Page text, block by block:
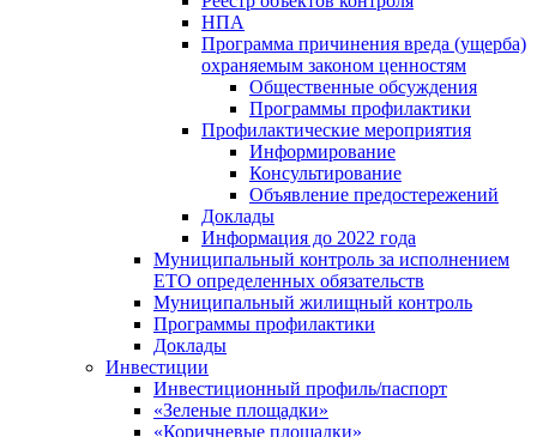
НПА
Программа причинения вреда (ущерба)
охраняемым законом ценностям
Общественные обсуждения
Программы профилактики
Профилактические мероприятия
Информирование
Консультирование
Объявление предостережений
Доклады
Информация до 2022 года
Муниципальный контроль за исполнением
ЕТО определенных обязательств
Муниципальный жилищный контроль
Программы профилактики
Доклады
Инвестиции
Инвестиционный профиль/паспорт
«Зеленые площадки»
«Коричневые площадки»